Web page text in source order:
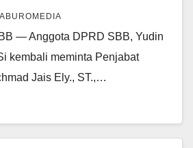
— Anggota DPRD SBB, Yudin
kembali meminta Penjabat
Jais Ely., ST.,…